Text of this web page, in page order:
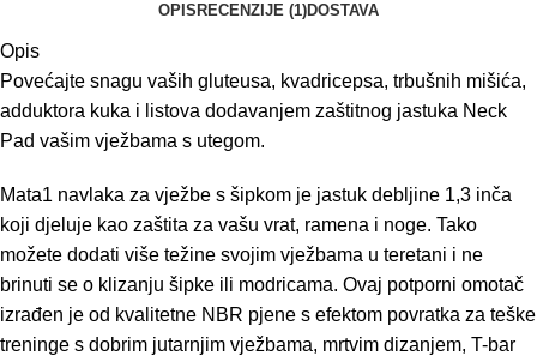
OPIS RECENZIJE (1)DOSTAVA
Opis
Povećajte snagu vaših gluteusa, kvadricepsa, trbušnih mišića,
adduktora kuka i listova dodavanjem zaštitnog jastuka Neck
Pad vašim vježbama s utegom.
Mata1 navlaka za vježbe s šipkom je jastuk debljine 1,3 inča
koji djeluje kao zaštita za vašu vrat, ramena i noge. Tako
možete dodati više težine svojim vježbama u teretani i ne
brinuti se o klizanju šipke ili modricama. Ovaj potporni omotač
izrađen je od kvalitetne NBR pjene s efektom povratka za teške
treninge s dobrim jutarnjim vježbama, mrtvim dizanjem, T-bar